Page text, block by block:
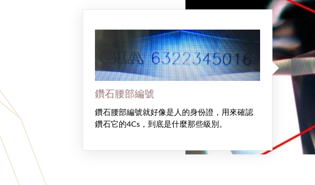
鑽石腰部編號
鑽石腰部編號就好像是人的身份證，用來確認
鑽石它的4Cs，到底是什麼那些級別。